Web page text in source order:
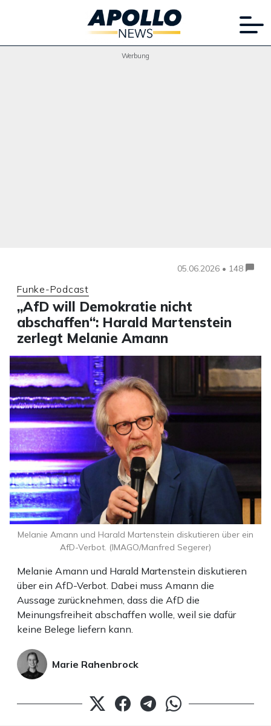
Werbung
05.06.2026 • 148
Funke-Podcast
„AfD will Demokratie nicht
abschaffen“: Harald Martenstein
zerlegt Melanie Amann
Melanie Amann und Harald Martenstein diskutieren
über ein AfD-Verbot. Dabei muss Amann die
Aussage zurücknehmen, dass die AfD die
Meinungsfreiheit abschaffen wolle, weil sie dafür
keine Belege liefern kann.
Marie Rahenbrock
Melanie Amann und Harald Martenstein diskutieren über ein
AfD-Verbot. (IMAGO/Manfred Segerer)